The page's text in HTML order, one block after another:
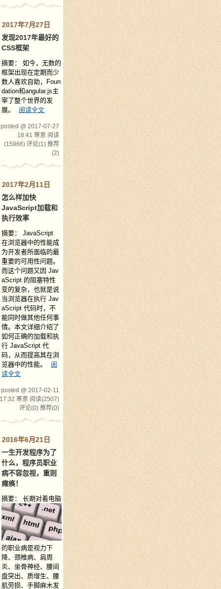
2017年7月27日
发现2017年最好的
CSS框架
摘要： 如今，无数的
框架出现在定期而少
数人喜欢自助，Foun
dation和angular.js主
宰了整个世界的发
展。
阅读全文
posted @ 2017-07-27
18:41 寒意 阅读
(15966) 评论(1) 推荐
(2)
2017年2月11日
怎么样加快
JavaScript加载和
执行效率
摘要： JavaScript
在浏览器中的性能成
为开发者所面临的最
重要的可用性问题。
而这个问题又因 Jav
aScript 的阻塞特性
变的复杂，也就是说
当浏览器在执行 Jav
aScript 代码时，不
能同时做其他任何事
情。本文详细介绍了
如何正确的加载和执
行 JavaScript 代
码，从而提高其在浏
览器中的性能。
阅
读全文
posted @ 2017-02-11
寒意 阅读(2507)
评论(0) 推荐(0)
2016年6月21日
一生开发程序为了
什么，程序员职业
病不容忽视，重则
瘫痪！
摘要：长期对着电脑
的职业病是视力下
降、颈椎病、肩周
炎、坐骨神经、腰间
盘突出、质增生、腰
肌劳损、手脚麻木发